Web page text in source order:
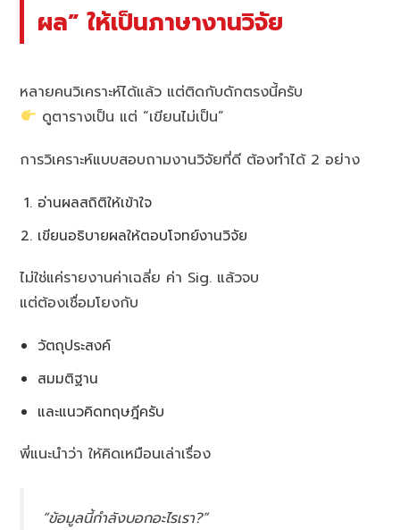
ผล” ให้เป็นภาษางานวิจัย
หลายคนวิเคราะห์ได้แล้ว แต่ติดกับดักตรงนี้ครับ
ดูตารางเป็น แต่ “เขียนไม่เป็น”
การวิเคราะห์แบบสอบถามงานวิจัยที่ดี ต้องทำได้ 2 อย่าง
อ่านผลสถิติให้เข้าใจ
เขียนอธิบายผลให้ตอบโจทย์งานวิจัย
ไม่ใช่แค่รายงานค่าเฉลี่ย ค่า Sig. แล้วจบ
แต่ต้องเชื่อมโยงกับ
วัตถุประสงค์
สมมติฐาน
และแนวคิดทฤษฎีครับ
พี่แนะนำว่า ให้คิดเหมือนเล่าเรื่อง
“ข้อมูลนี้กำลังบอกอะไรเรา?”